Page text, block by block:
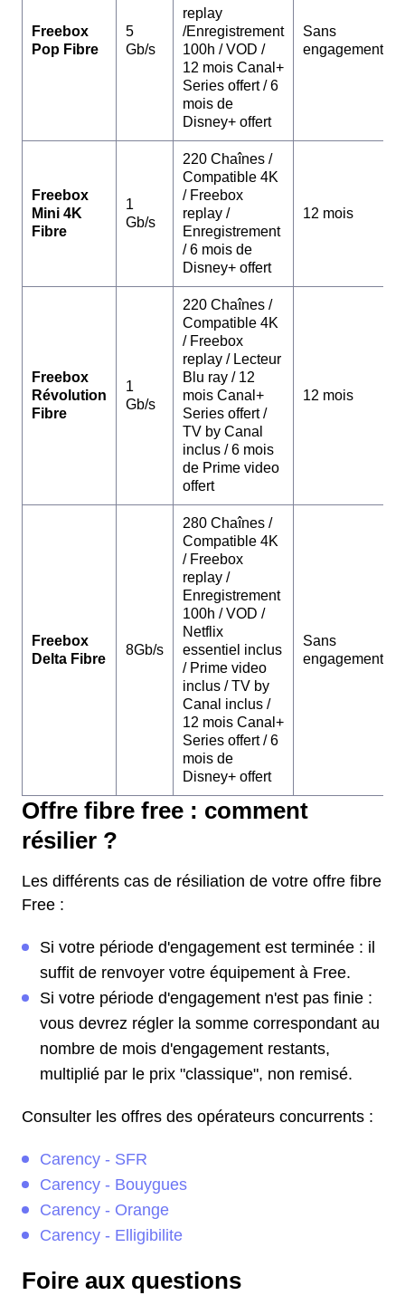
Freebox
Pop Fibre
5
Gb/s
replay
/Enregistrement
100h / VOD /
12 mois Canal+
Series offert / 6
mois de
Disney+ offert
Sans
engagement
Freebox
Mini 4K
Fibre
1
Gb/s
220 Chaînes /
Compatible 4K
/ Freebox
replay /
Enregistrement
/ 6 mois de
Disney+ offert
12 mois
Freebox
Révolution
Fibre
1
Gb/s
220 Chaînes /
Compatible 4K
/ Freebox
replay / Lecteur
Blu ray / 12
mois Canal+
Series offert /
TV by Canal
inclus / 6 mois
de Prime video
offert
12 mois
Freebox
Delta Fibre
8Gb/s
280 Chaînes /
Compatible 4K
/ Freebox
replay /
Enregistrement
100h / VOD /
Netflix
essentiel inclus
/ Prime video
inclus / TV by
Canal inclus /
12 mois Canal+
Series offert / 6
mois de
Disney+ offert
Sans
engagement
Offre fibre free : comment
résilier ?
Les différents cas de résiliation de votre offre fibre
Free :
Si votre période d'engagement est terminée : il
suffit de renvoyer votre équipement à Free.
Si votre période d'engagement n'est pas finie :
vous devrez régler la somme correspondant au
nombre de mois d'engagement restants,
multiplié par le prix "classique", non remisé.
Consulter les offres des opérateurs concurrents :
Carency - SFR
Carency - Bouygues
Carency - Orange
Carency - Elligibilite
Foire aux questions